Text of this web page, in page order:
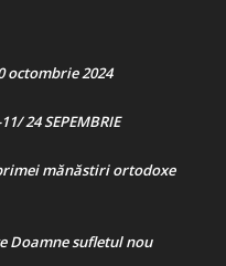
octombrie 2024
24 SEPEMBRIE
mănăstiri ortodoxe
Doamne sufletul nou